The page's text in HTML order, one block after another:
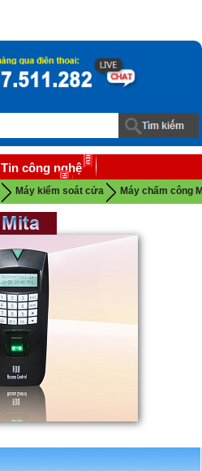
Tin công nghệ
Download
Máy kiểm soát cửa Máy chấm công